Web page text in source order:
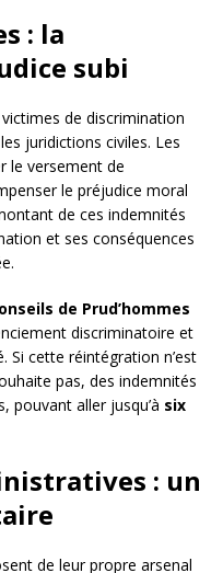
: la
subi
de discrimination
juridictions civiles. Les
le versement de
le préjudice moral
de ces indemnités
et ses conséquences
de Prud’hommes
discriminatoire et
Si cette réintégration n’est
pas, des indemnités
pouvant aller jusqu’à six
: un
de leur propre arsenal